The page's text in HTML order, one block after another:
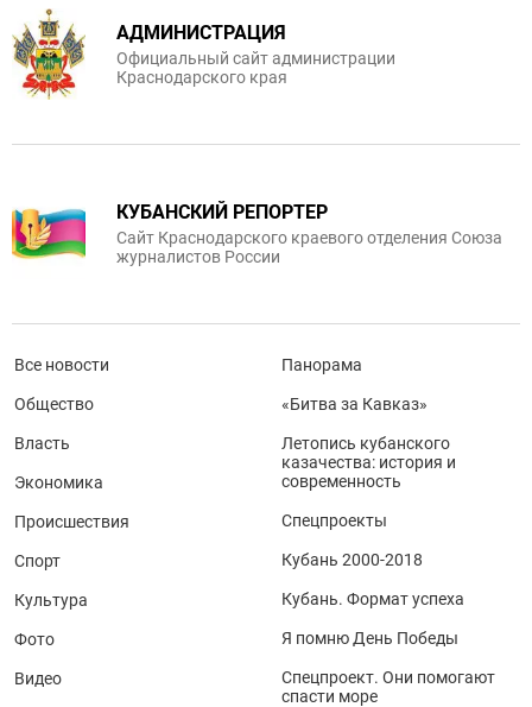
АДМИНИСТРАЦИЯ
Официальный сайт администрации
Краснодарского края
КУБАНСКИЙ РЕПОРТЕР
Сайт Краснодарского краевого отделения Союза
журналистов России
Все новости
Общество
Власть
Экономика
Происшествия
Спорт
Культура
Фото
Видео
Панорама
«Битва за Кавказ»
Летопись кубанского
казачества: история и
современность
Спецпроекты
Кубань 2000-2018
Кубань. Формат успеха
Я помню День Победы
Спецпроект. Они помогают
спасти море